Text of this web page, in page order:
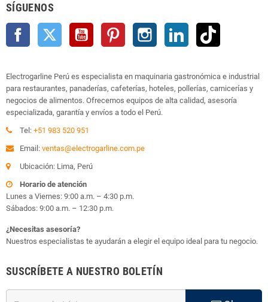
SÍGUENOS
Facebook Twitter YouTube Pinterest Instagram LinkedIn
Electrogarline Perú es especialista en maquinaria gastronómica e industrial
para restaurantes, panaderías, cafeterías, hoteles, pollerías, carnicerías y
negocios de alimentos. Ofrecemos equipos de alta calidad, asesoría
especializada, garantía y envíos a todo el Perú.
Tel: +51 983 520 951
Email: ventas@electrogarline.com.pe
Ubicación: Lima, Perú
Horario de atención
Lunes a Viernes: 9:00 a.m. – 4:30 p.m.
Sábados: 9:00 a.m. – 12:30 p.m.
¿Necesitas asesoría?
Nuestros especialistas te ayudarán a elegir el equipo ideal para tu negocio.
SUSCRÍBETE A NUESTRO BOLETÍN